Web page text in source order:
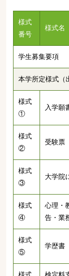
様式
番号
様式名
学生募集要項
本学所定様式（
様式
①
入学願
様式
②
受験票
様式
③
大学院
様式
④
心理・
告・業
様式
⑤
学歴書